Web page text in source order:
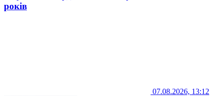
років
07.08.2026, 13:12